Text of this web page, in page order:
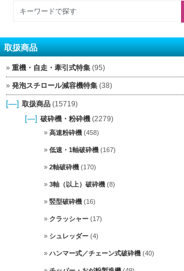
取扱商品
重機・自走・牽引式特集 (95)
発泡スチロール減容機特集 (38)
[—] 取扱商品 (15719)
[—] 破砕機・粉砕機 (2279)
高速粉砕機 (458)
低速・1軸破砕機 (167)
2軸破砕機 (170)
3軸（以上）破砕機 (8)
竪型破砕機 (16)
クラッシャー (17)
シュレッダー (4)
ハンマー式／チェーン式破砕機 (40)